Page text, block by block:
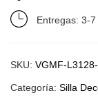
Entregas: 3-
SKU: VGMF-
Categoría: Silla